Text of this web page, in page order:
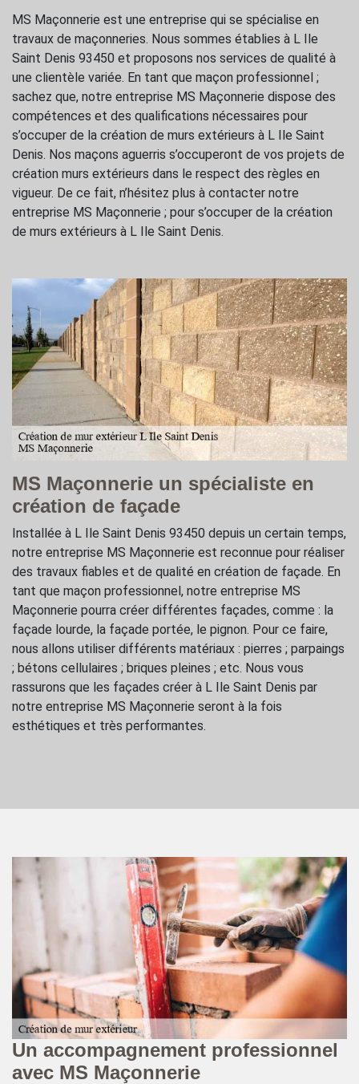
MS Maçonnerie est une entreprise qui se spécialise en
travaux de maçonneries. Nous sommes établies à L Ile
Saint Denis 93450 et proposons nos services de qualité à
une clientèle variée. En tant que maçon professionnel ;
sachez que, notre entreprise MS Maçonnerie dispose des
compétences et des qualifications nécessaires pour
s’occuper de la création de murs extérieurs à L Ile Saint
Denis. Nos maçons aguerris s’occuperont de vos projets de
création murs extérieurs dans le respect des règles en
vigueur. De ce fait, n’hésitez plus à contacter notre
entreprise MS Maçonnerie ; pour s’occuper de la création
de murs extérieurs à L Ile Saint Denis.
MS Maçonnerie un spécialiste en
création de façade
Installée à L Ile Saint Denis 93450 depuis un certain temps,
notre entreprise MS Maçonnerie est reconnue pour réaliser
des travaux fiables et de qualité en création de façade. En
tant que maçon professionnel, notre entreprise MS
Maçonnerie pourra créer différentes façades, comme : la
façade lourde, la façade portée, le pignon. Pour ce faire,
nous allons utiliser différents matériaux : pierres ; parpaings
; bétons cellulaires ; briques pleines ; etc. Nous vous
rassurons que les façades créer à L Ile Saint Denis par
notre entreprise MS Maçonnerie seront à la fois
esthétiques et très performantes.
Un accompagnement professionnel
avec MS Maçonnerie